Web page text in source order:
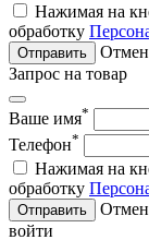
Нажимая на
обработку
Отправить
Запрос на товар
Ваше имя*
Телефон*
Нажимая на
обработку
Отправить
войти